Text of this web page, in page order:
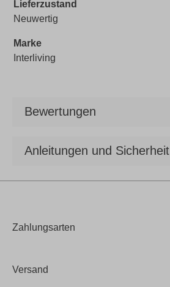
Lieferzustand
Neuwertig
Marke
Interliving
Bewertungen
Anleitungen und Sicherheit
Zahlungsarten
Versand